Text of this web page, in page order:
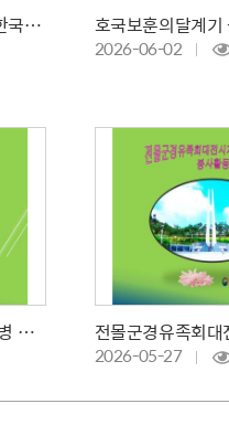
6월 호국보훈의 달 홍보 _ 한국도로교통공단 tbn경남교통방송 라디오
2026-06-02
보병제39사단 용호여단 장병 현충탑참배 및 체험활동
2026-05-27